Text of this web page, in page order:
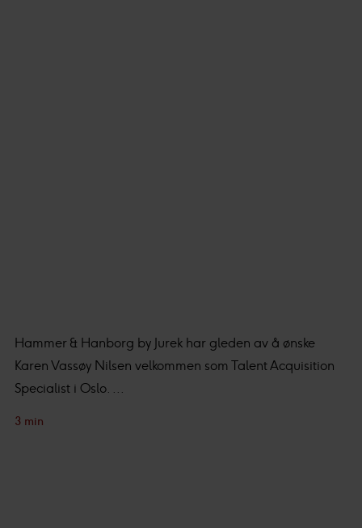
Hammer & Hanborg by Jurek har gleden av å ønske
Karen Vassøy Nilsen velkommen som Talent Acquisition
Specialist i Oslo. ...
3 min